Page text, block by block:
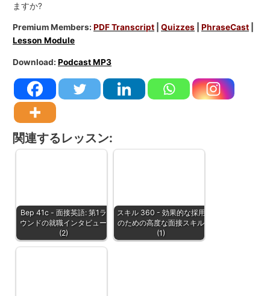
ますか?
Premium Members:PDF Transcript |Quizzes |PhraseCast
Lesson Module
Download:Podcast MP3
関連するレッスン:
Bep 41c - 面接英語: 第1ラ
ウンドの就職インタビュー
(2)
スキル 360 - 効果的な採用
のための高度な面接スキル
(1)